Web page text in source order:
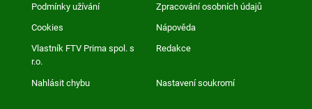
Podmínky užívání Zpracování osobních údajů
Cookies Nápověda
Vlastník FTV Prima spol. s
r.o.
Redakce
Nahlásit chybu Nastavení soukromí